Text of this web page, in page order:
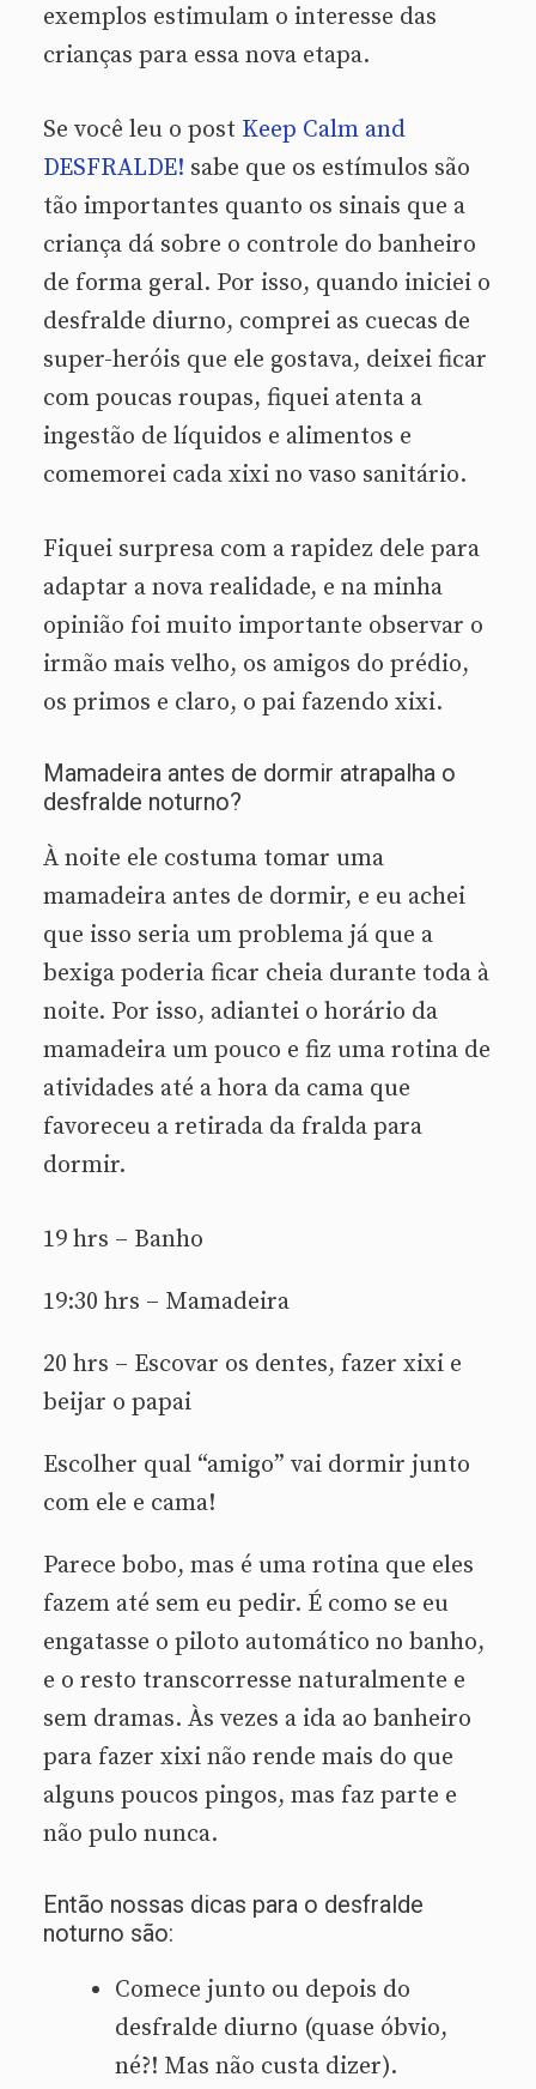
exemplos estimulam o interesse das
crianças para essa nova etapa.
Se você leu o post Keep Calm and
DESFRALDE! sabe que os estímulos são
tão importantes quanto os sinais que a
criança dá sobre o controle do banheiro
de forma geral. Por isso, quando iniciei o
desfralde diurno, comprei as cuecas de
super-heróis que ele gostava, deixei ficar
com poucas roupas, fiquei atenta a
ingestão de líquidos e alimentos e
comemorei cada xixi no vaso sanitário.
Fiquei surpresa com a rapidez dele para
adaptar a nova realidade, e na minha
opinião foi muito importante observar o
irmão mais velho, os amigos do prédio,
os primos e claro, o pai fazendo xixi.
Mamadeira antes de dormir atrapalha o
desfralde noturno?
À noite ele costuma tomar uma
mamadeira antes de dormir, e eu achei
que isso seria um problema já que a
bexiga poderia ficar cheia durante toda à
noite. Por isso, adiantei o horário da
mamadeira um pouco e fiz uma rotina de
atividades até a hora da cama que
favoreceu a retirada da fralda para
dormir.
19 hrs – Banho
19:30 hrs – Mamadeira
20 hrs – Escovar os dentes, fazer xixi e
beijar o papai
Escolher qual “amigo” vai dormir junto
com ele e cama!
Parece bobo, mas é uma rotina que eles
fazem até sem eu pedir. É como se eu
engatasse o piloto automático no banho,
e o resto transcorresse naturalmente e
sem dramas. Às vezes a ida ao banheiro
para fazer xixi não rende mais do que
alguns poucos pingos, mas faz parte e
não pulo nunca.
Então nossas dicas para o desfralde
noturno são:
Comece junto ou depois do
desfralde diurno (quase óbvio,
né?! Mas não custa dizer).